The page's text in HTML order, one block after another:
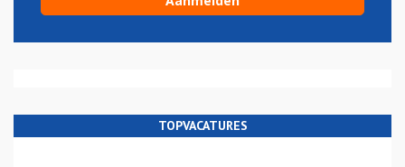
TOPVACATURES